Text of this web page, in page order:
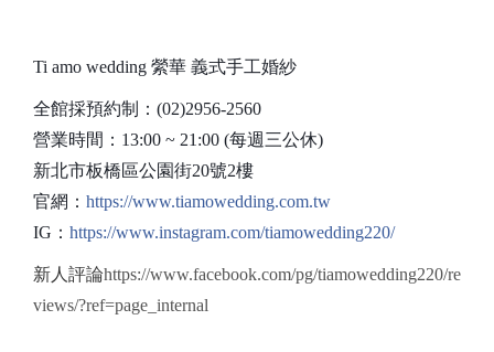
Ti amo wedding 縈華 義式手工婚紗
全館採預約制： (02)2956-2560
營業時間： 13:00 ~ 21:00 (每週三公休)
新北市板橋區公園街20號2樓
官網： https://www.tiamowedding.com.tw
IG ： https://www.instagram.com/tiamowedding220/
新人評論https://www.facebook.com/pg/tiamowedding220/re
views/?ref=page_internal